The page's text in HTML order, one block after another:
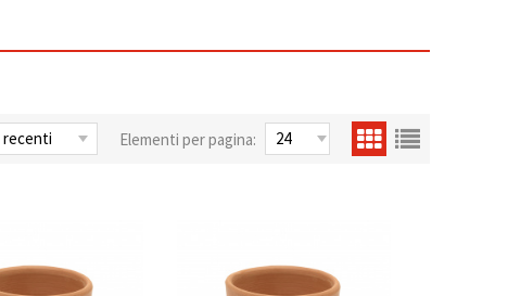
Elementi per pagina: